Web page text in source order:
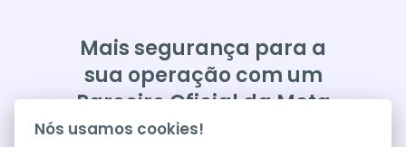
Mais segurança para a
sua operação com um
Parceiro Oficial da Meta
A Huggy garante mais estabilidade,
Nós usamos cookies!